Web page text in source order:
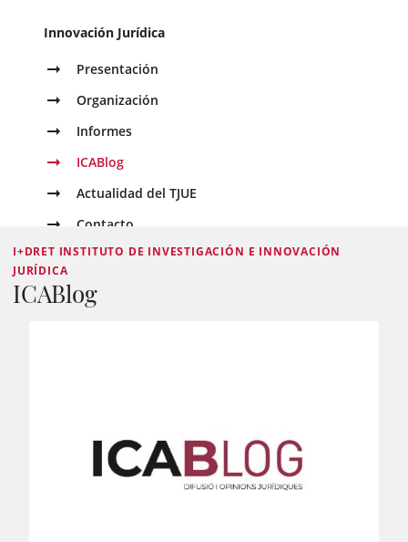
Innovación Jurídica
Presentación
Organización
Informes
ICABlog
Actualidad del TJUE
Contacto
I+DRET INSTITUTO DE INVESTIGACIÓN E INNOVACIÓN
JURÍDICA
ICABlog